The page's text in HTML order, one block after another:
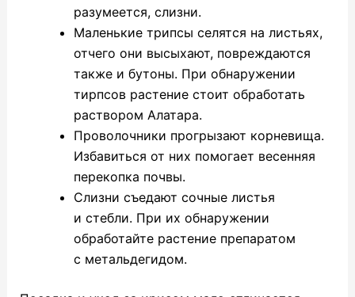
разумеется, слизни.
Маленькие трипсы селятся на листьях,
отчего они высыхают, повреждаются
также и бутоны. При обнаружении
тирпсов растение стоит обработать
раствором Алатара.
Проволочники прогрызают корневища.
Избавиться от них помогает весенняя
перекопка почвы.
Слизни съедают сочные листья
и стебли. При их обнаружении
обработайте растение препаратом
с метальдегидом.